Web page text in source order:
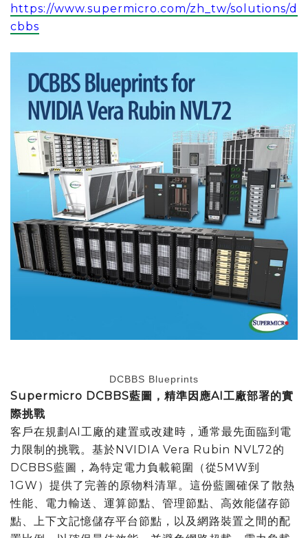
https://www.supermicro.com/zh_tw/solutions/d
cbbs
DCBBS Blueprints
Supermicro DCBBS藍圖，精準因應AI工廠部署的實
際挑戰
客戶在規劃AI工廠的建置或改建時，通常最先面臨到電
力限制的挑戰。基於NVIDIA Vera Rubin NVL72的
DCBBS藍圖，為特定電力負載範圍（從5MW到
1GW）提供了完善的原物料清單。這份藍圖確保了散熱
性能、電力輸送、運算節點、管理節點、高效能儲存節
點、上下文記憶儲存平台節點，以及網路裝置之間的配